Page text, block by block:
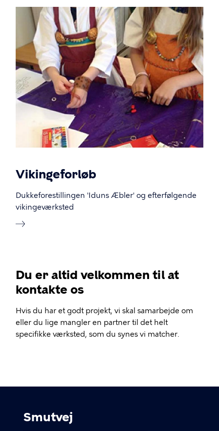
Billede
Vikingeforløb
Dukkeforestillingen 'Iduns Æbler' og efterfølgende
vikingeværksted
Du er altid velkommen til at
kontakte os
Hvis du har et godt projekt, vi skal samarbejde om
eller du lige mangler en partner til det helt
specifikke værksted, som du synes vi matcher.
Smutvej